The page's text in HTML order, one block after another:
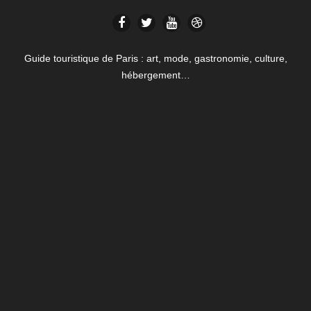
Guide touristique de Paris : art, mode, gastronomie, culture,
hébergement…